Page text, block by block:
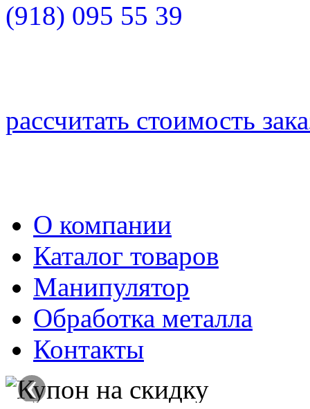
(918) 095 55 39
рассчитать стоимость
О компании
Каталог товаров
Манипулятор
Обработка металла
Контакты
‹